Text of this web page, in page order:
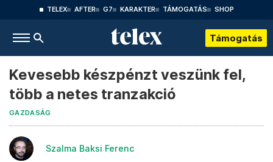
TELEX AFTER G7 KARAKTER TÁMOGATÁS SHOP
Támogatás
Kevesebb készpénzt veszünk fel,
több a netes tranzakció
GAZDASÁG
Szalma Baksi Ferenc